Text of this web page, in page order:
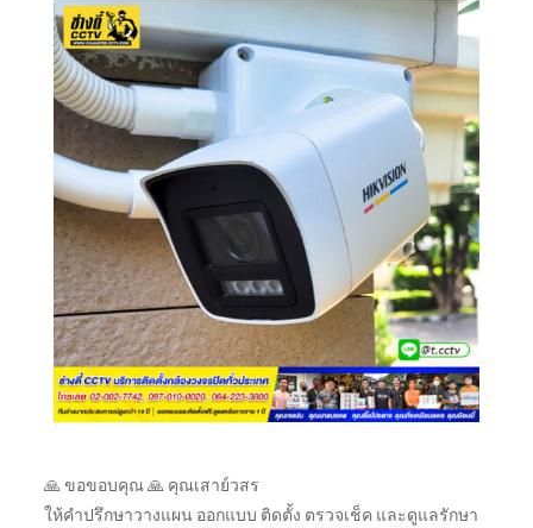
🙏 ขอขอบคุณ 🙏 คุณเสาย์วสร
ให้คำปรึกษาวางแผน ออกแบบ ติดตั้ง ตรวจเช็ค และดูแลรักษา